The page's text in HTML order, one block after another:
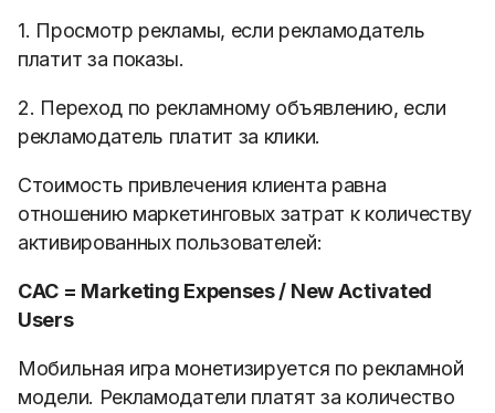
1. Просмотр рекламы, если рекламодатель
платит за показы.
2. Переход по рекламному объявлению, если
рекламодатель платит за клики.
Стоимость привлечения клиента равна
отношению маркетинговых затрат к количеству
активированных пользователей:
CAC = Marketing Expenses / New Activated
Users
Мобильная игра монетизируется по рекламной
модели. Рекламодатели платят за количество